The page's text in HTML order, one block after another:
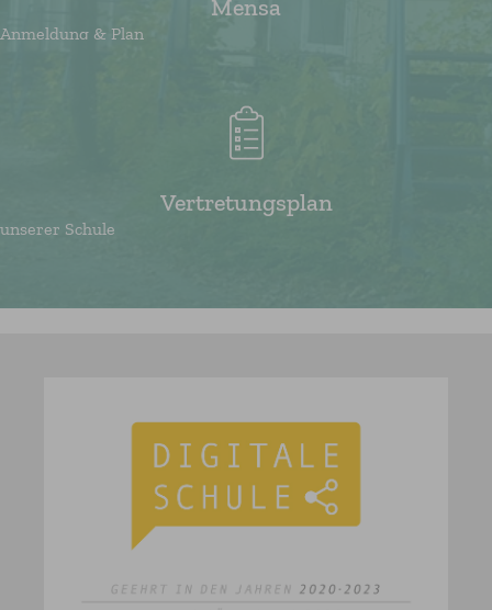
Mensa
Anmeldung & Plan
Vertretungsplan
unserer Schule